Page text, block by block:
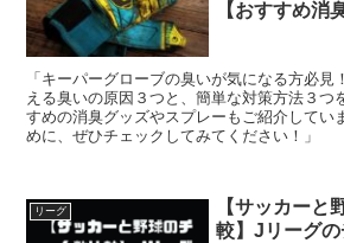
【おすすめ消
「キーパーグローブの臭いが気になる方必見
える臭いの原因３つと、簡単な対策方法３つ
すめの消臭グッズやスプレーもご紹介してい
めに、ぜひチェックしてみてください！」
リーグ
【サッカーと
較】Jリーグ